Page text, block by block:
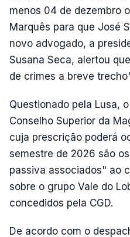
menos 04 de dezembro
Marquês para que José
novo advogado, a
Susana Seca, alertou
de crimes a breve
Questionado pela Lusa,
Conselho Superior da
cuja prescrição poderá
semestre de 2026 são
passiva associados" ao
sobre o grupo Vale do
concedidos pela CGD.
De acordo com o